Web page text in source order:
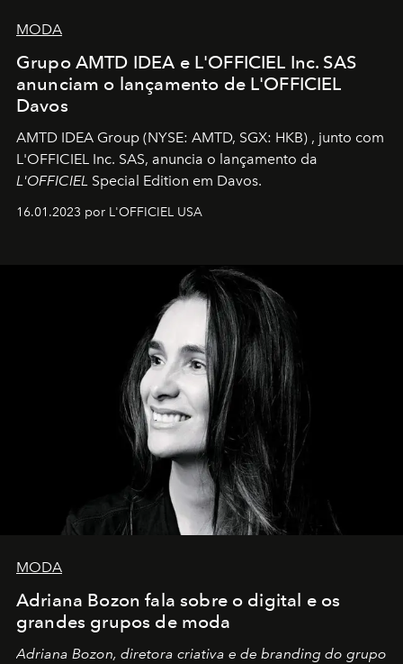
MODA
Grupo AMTD IDEA e L'OFFICIEL Inc. SAS
anunciam o lançamento de L'OFFICIEL
Davos
AMTD IDEA Group (NYSE: AMTD, SGX: HKB) , junto com
L'OFFICIEL Inc. SAS, anuncia o lançamento da
L'OFFICIEL Special Edition em Davos.
16.01.2023 por L'OFFICIEL USA
MODA
Adriana Bozon fala sobre o digital e os
grandes grupos de moda
Adriana Bozon, diretora criativa e de branding do grupo